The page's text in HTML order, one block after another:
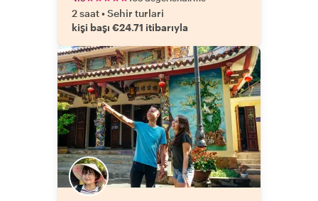
2 saat•Sehir turlari
kişi başı €24.71 itibarıyla